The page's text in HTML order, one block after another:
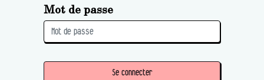
Mot de passe
Se connecter